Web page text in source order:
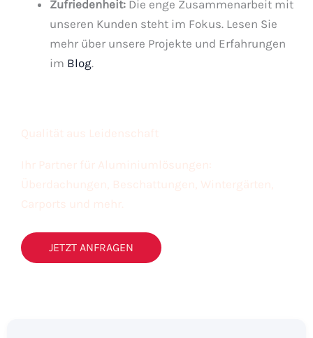
Zufriedenheit: Die enge Zusammenarbeit mit
unseren Kunden steht im Fokus. Lesen Sie
mehr über unsere Projekte und Erfahrungen
im Blog.
Qualität aus Leidenschaft
Ihr Partner für Aluminiumlösungen:
Überdachungen, Beschattungen, Wintergärten,
Carports und mehr.
JETZT ANFRAGEN